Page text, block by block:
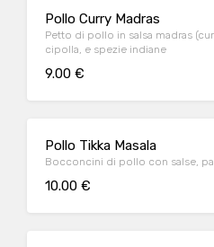
Pollo Curry Madras
Petto di pollo in salsa madras (curry) servito con
cipolla, e spezie indiane
9.00 €
Pollo Tikka Masala
Bocconcini di pollo con salse,
10.00 €